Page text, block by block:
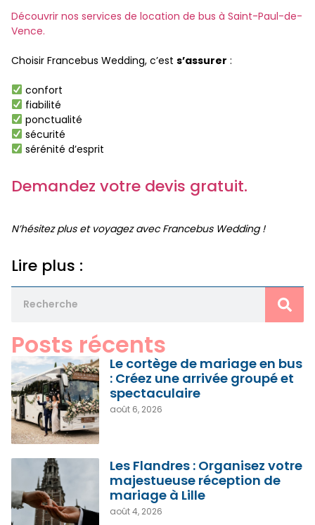
Découvrir nos services de location de bus à Saint-Paul-de-
Vence.
Choisir Francebus Wedding, c’est s’assurer :
confort
fiabilité
ponctualité
sécurité
sérénité d’esprit
Demandez votre devis gratuit.
N’hésitez plus et voyagez avec Francebus Wedding !
Lire plus :
Posts récents
Le cortège de mariage en bus
: Créez une arrivée groupé et
spectaculaire
août 6, 2026
Les Flandres : Organisez votre
majestueuse réception de
mariage à Lille
août 4, 2026